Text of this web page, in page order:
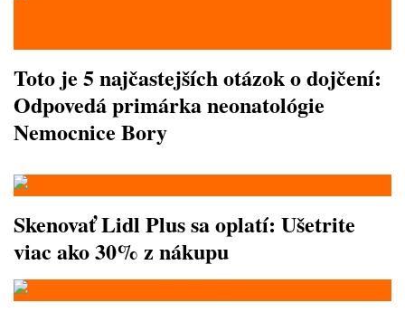
Toto je 5 najčastejších otázok o dojčení:
Odpovedá primárka neonatológie
Nemocnice Bory
Skenovať Lidl Plus sa oplatí: Ušetrite
viac ako 30% z nákupu